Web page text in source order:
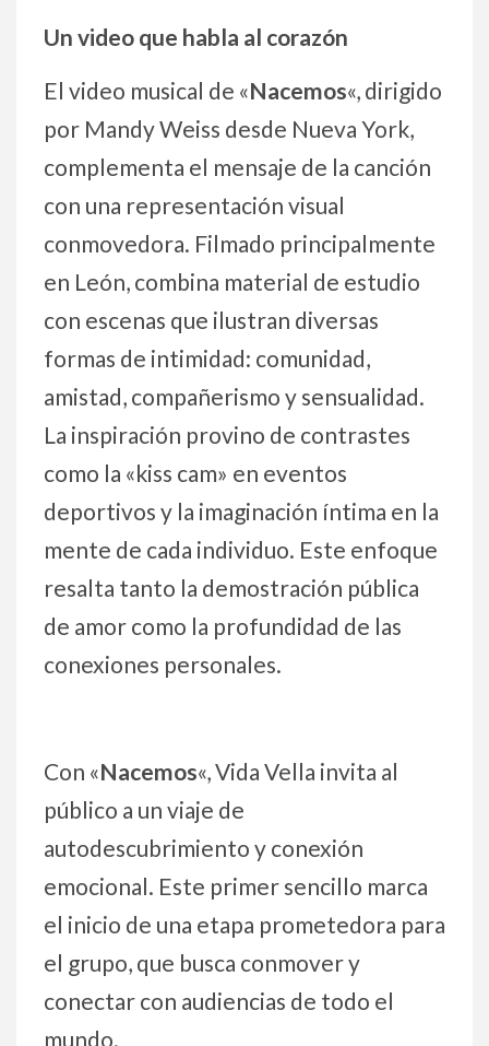
Un video que habla al corazón
El video musical de «Nacemos«, dirigido
por Mandy Weiss desde Nueva York,
complementa el mensaje de la canción
con una representación visual
conmovedora. Filmado principalmente
en León, combina material de estudio
con escenas que ilustran diversas
formas de intimidad: comunidad,
amistad, compañerismo y sensualidad.
La inspiración provino de contrastes
como la «kiss cam» en eventos
deportivos y la imaginación íntima en la
mente de cada individuo. Este enfoque
resalta tanto la demostración pública
de amor como la profundidad de las
conexiones personales.
Con «Nacemos«, Vida Vella invita al
público a un viaje de
autodescubrimiento y conexión
emocional. Este primer sencillo marca
el inicio de una etapa prometedora para
el grupo, que busca conmover y
conectar con audiencias de todo el
mundo.